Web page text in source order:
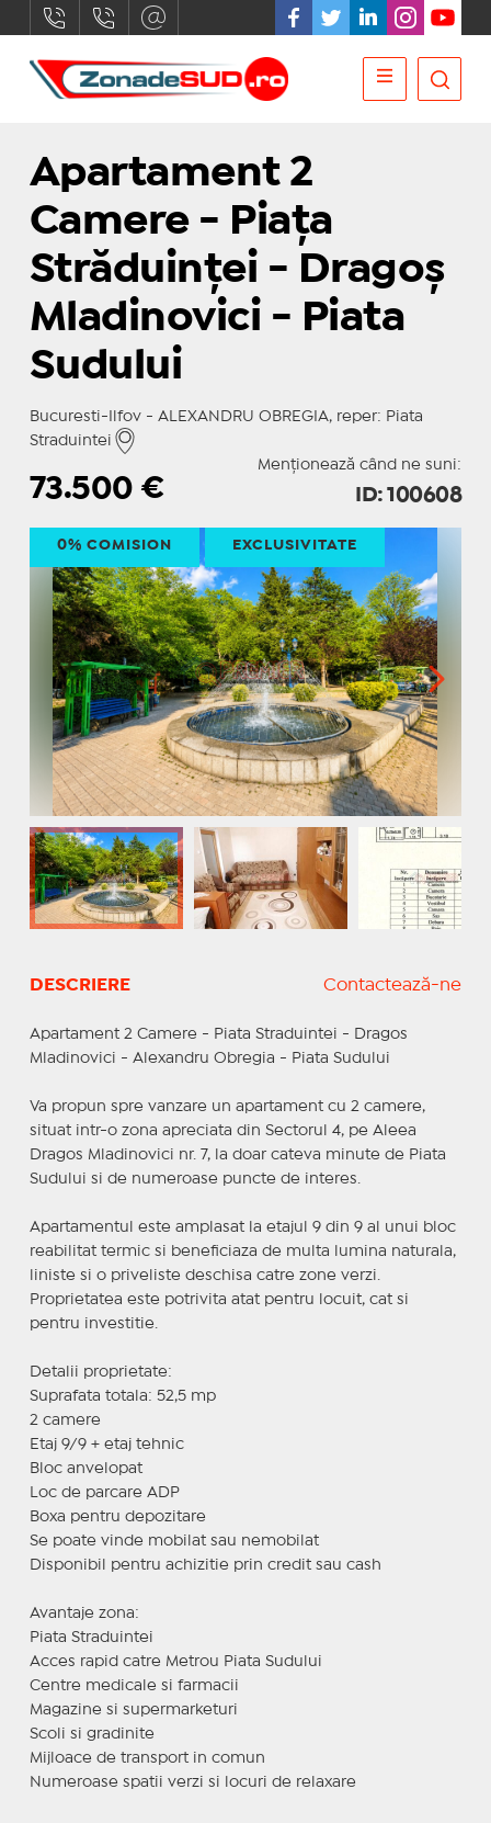
Apartament 2
Camere - Piața
Străduinței - Dragoș
Mladinovici - Piata
Sudului
Bucuresti-Ilfov - ALEXANDRU OBREGIA, reper: Piata
Straduintei
Menționează când ne suni:
73.500€ ID: 100608
0% COMISION EXCLUSIVITATE
DESCRIERE Contactează-ne
Apartament 2 Camere - Piata Straduintei - Dragos
Mladinovici - Alexandru Obregia - Piata Sudului
Va propun spre vanzare un apartament cu 2 camere,
situat intr-o zona apreciata din Sectorul 4, pe Aleea
Dragos Mladinovici nr. 7, la doar cateva minute de Piata
Sudului si de numeroase puncte de interes.
Apartamentul este amplasat la etajul 9 din 9 al unui bloc
reabilitat termic si beneficiaza de multa lumina naturala,
liniste si o priveliste deschisa catre zone verzi.
Proprietatea este potrivita atat pentru locuit, cat si
pentru investitie.
Detalii proprietate:
Suprafata totala: 52,5 mp
2 camere
Etaj 9/9 + etaj tehnic
Bloc anvelopat
Loc de parcare ADP
Boxa pentru depozitare
Se poate vinde mobilat sau nemobilat
Disponibil pentru achizitie prin credit sau cash
Avantaje zona:
Piata Straduintei
Acces rapid catre Metrou Piata Sudului
Centre medicale si farmacii
Magazine si supermarketuri
Scoli si gradinite
Mijloace de transport in comun
Numeroase spatii verzi si locuri de relaxare